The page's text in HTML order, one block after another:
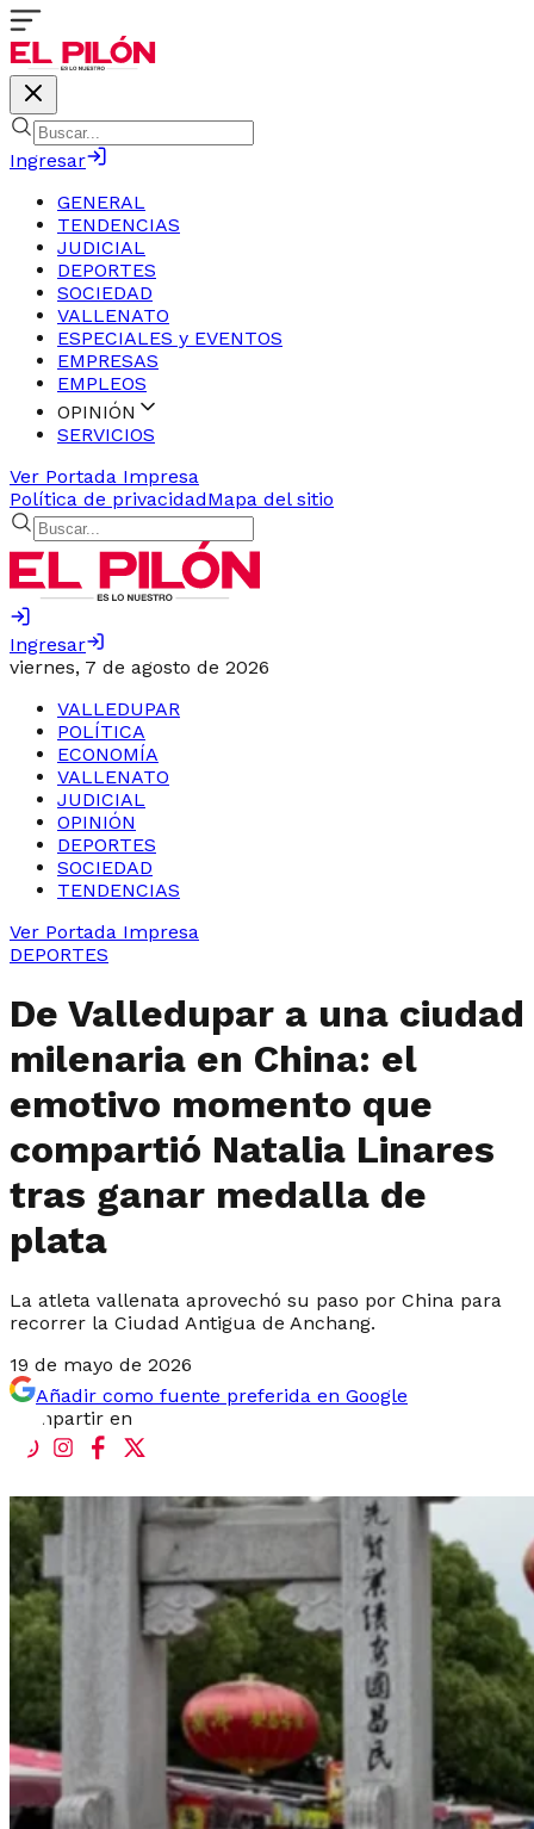
Ingresar
GENERAL
TENDENCIAS
JUDICIAL
DEPORTES
SOCIEDAD
VALLENATO
ESPECIALES y EVENTOS
EMPRESAS
EMPLEOS
OPINIÓN
SERVICIOS
Ver Portada Impresa
Política de privacidadMapa del sitio
Ingresar
viernes, 7 de agosto de 2026
VALLEDUPAR
POLÍTICA
ECONOMÍA
VALLENATO
JUDICIAL
OPINIÓN
DEPORTES
SOCIEDAD
TENDENCIAS
Ver Portada Impresa
DEPORTES
De Valledupar a una ciudad
milenaria en China: el
emotivo momento que
compartió Natalia Linares
tras ganar medalla de
plata
La atleta vallenata aprovechó su paso por China para
recorrer la Ciudad Antigua de Anchang.
19 de mayo de 2026
Añadir como fuente preferida en Google
Compartir en